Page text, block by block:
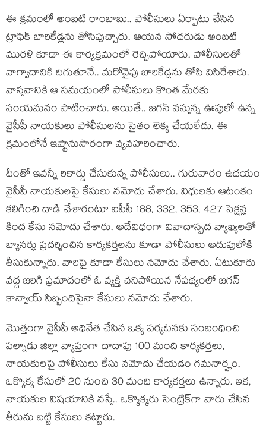
ఈ క్ర‌మంలో అంబ‌టి రాంబాబు.. పోలీసులు ఏర్పాటు చేసిన
ట్రాఫిక్ బారికేడ్ల‌ను తోసిపుచ్చారు. ఆయ‌న సోద‌రుడు అంబ‌టి
ముర‌ళి కూడా ఈ కార్య‌క్ర‌మంలో రెచ్చిపోయారు. పోలీసుల‌తో
వాగ్వాదానికి దిగుతూనే.. మ‌రోవైపు బారికేడ్ల‌ను తోసి విసిరేశారు.
వాస్త‌వానికి ఆ స‌మ‌యంలో పోలీసులు కొంత మేర‌కు
సంయ‌మ‌నం పాటించారు. అయితే.. జ‌గ‌న్ వ‌స్తున్న ఊపులో ఉన్న
వైసీపీ నాయకులు పోలీసులను సైతం లెక్క చేయ‌లేదు. ఈ
క్ర‌మంలోనే ఇష్టానుసారంగా వ్య‌వ‌హ‌రించారు.
దీంతో ఇవ‌న్నీ రికార్డు చేసుకున్న పోలీసులు.. గురువారం ఉద‌యం
వైసీపీ నాయ‌కుల‌పై కేసులు న‌మోదు చేశారు. విధులకు ఆటంకం
కలిగించి దాడి చేశారంటూ ఐపీసీ 188, 332, 353, 427 సెక్షన్ల
కింద కేసు నమోదు చేశారు. అదేవిధంగా వివాదాస్ప‌ద వ్యాఖ్య‌లతో
బ్యాన‌ర్లు ప్ర‌ద‌ర్శించిన కార్య‌క‌ర్త‌ల‌ను కూడా పోలీసులు అదుపులోకి
తీసుకున్నారు. వారిపై కూడా కేసులు న‌మోదు చేశారు. ఏటుకూరు
వద్ద జ‌రిగి ప్రమాదంలో ఓ వ్యక్తి చనిపోయిన నేప‌థ్యంలో జ‌గ‌న్
కాన్వాయ్ సిబ్బందిపైనా కేసులు న‌మోదు చేశారు.
మొత్తంగా వైసీపీ అధినేత చేసిన ఒక్క ప‌ర్య‌ట‌న‌కు సంబంధించి
ప‌ల్నాడు జిల్లా వ్యాప్తంగా దాదాపు 100 మంది కార్య‌క‌ర్త‌లు,
నాయ‌కుల‌పై పోలీసులు కేసు న‌మోదు చేయ‌డం గ‌మ‌నార్హం.
ఒక్కొక్క కేసులో 20 నుంచి 30 మంది కార్య‌క‌ర్త‌లు ఉన్నారు. ఇక‌,
నాయ‌కుల విష‌యానికి వ‌స్తే.. ఒక్కొక్క‌రు సెంట్రిక్‌గా వారు చేసిన
తీరును బ‌ట్టి కేసులు క‌ట్టారు.